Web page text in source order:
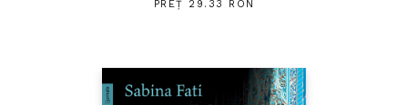
PREȚ 29.33 RON